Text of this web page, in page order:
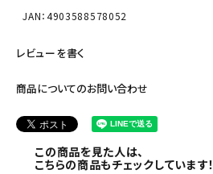
JAN：4903588578052
レビューを書く
商品についてのお問い合わせ
この商品を見た人は、
こちらの商品もチェックしています！